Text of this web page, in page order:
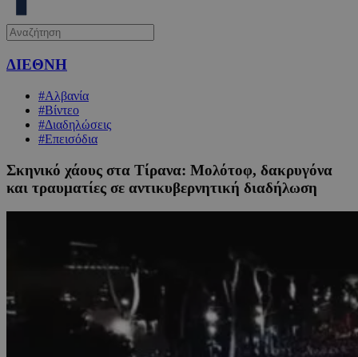
ΔΙΕΘΝΗ
#Αλβανία
#Βίντεο
#Διαδηλώσεις
#Επεισόδια
Σκηνικό χάους στα Τίρανα: Μολότοφ, δακρυγόνα
και τραυματίες σε αντικυβερνητική διαδήλωση